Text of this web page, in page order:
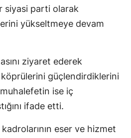
Gaziantep
Giresun
Hakkari
Hatay
Isparta
Mersin
siyasi parti olarak
yükseltmeye devam
ziyaret ederek
güçlendirdiklerini
ise iç
ifade etti.
eser ve hizmet